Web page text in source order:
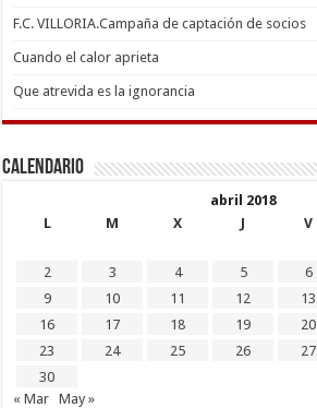
F.C. VILLORIA.Campaña de captación de socios
Cuando el calor aprieta
Que atrevida es la ignorancia
Calendario
abril 2018
L
M X J V
2
3 4 5 6
9
10 11 12 13
16
17 18 19 20
23
24 25 26 27
30
« Mar
May »